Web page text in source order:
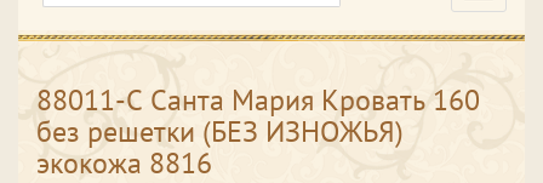
88011-С Санта Мария Кровать 160
без решетки (БЕЗ ИЗНОЖЬЯ)
экокожа 8816